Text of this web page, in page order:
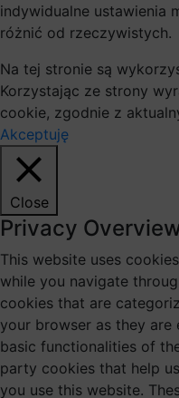
indywidualne ustawienia
różnić od rzeczywistych.
Na tej stronie są
Korzystając ze strony
cookie, zgodnie z
Akceptuję
Close
Privacy
This website uses
while you navigate
cookies that are
your browser as they
basic functionalities of
party cookies that help
you use this website.